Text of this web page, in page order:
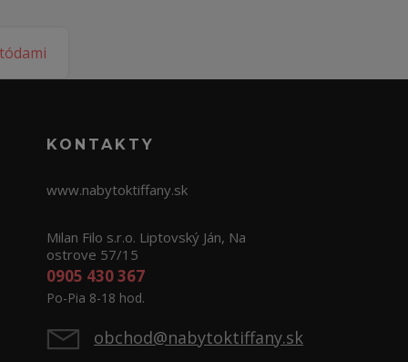
KONTAKTY
www.nabytoktiffany.sk
Milan Filo s.r.o. Liptovský Ján, Na
ostrove 57/15
0905 430 367
Po-Pia 8-18 hod.
obchod@nabytoktiffany.sk